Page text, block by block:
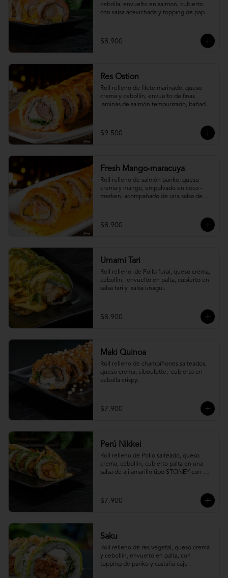
cebolla, envuelto en salmon, cubierto
con salsa acevichada y topping de papa
$8.900
Res Ostion
Roll relleno de filete marinado, queso
crema y cebollín, envuelto de finas
laminas de salmón tempurizado, bañada
$9.500
Fresh Mango-maracuya
Roll relleno de salmón panko, queso
crema y mango, empolvado en coco -
merken, acompañado de una salsa de
$8.900
Umami Tari
Roll relleno  de Pollo furai, queso crema,
cebollin,  envuelto en palta, cubierto en
salsa tari y  salsa unagui.
$8.900
Maki Quinoa
​Roll relleno de champiñones salteados,
queso crema, ciboulette,  cubierto en
cebolla crispy.
$7.900
Perú Nikkei
Roll relleno de Pollo salteado, queso
crema, cebollin, cubierto palta en una
salsa de aji amarillo tipo STONEY con
$7.900
Saku
Roll relleno de res vegetal, queso crema
y cebollín, envuelto en palta, con
topping de panko y castaña caju .